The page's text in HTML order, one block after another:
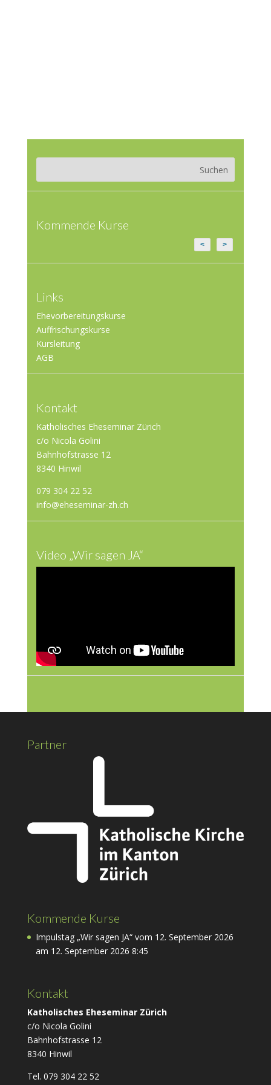
Kommende Kurse
< >
Links
Ehevorbereitungskurse
Auffrischungskurse
Kursleitung
AGB
Kontakt
Katholisches Eheseminar Zürich
c/o Nicola Golini
Bahnhofstrasse 12
8340 Hinwil
079 304 22 52
info@eheseminar-zh.ch
Video „Wir sagen JA“
Partner
Kommende Kurse
Impulstag „Wir sagen JA“ vom 12. September 2026
am 12. September 2026 8:45
Kontakt
Katholisches Eheseminar Zürich
c/o Nicola Golini
Bahnhofstrasse 12
8340 Hinwil
Tel. 079 304 22 52